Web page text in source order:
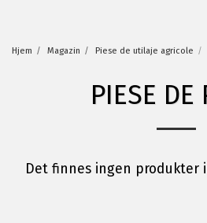
Hjem Magazin Piese de utilaje agricole
PIESE DE
Det finnes ingen produkter